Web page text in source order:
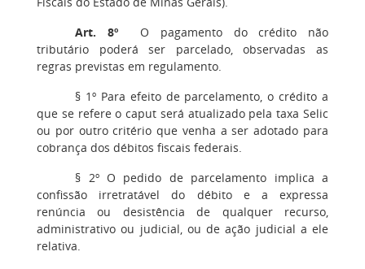
Art. 8ºO pagamento do crédito não
tributário poderá ser parcelado, observadas as
regras previstas em regulamento.
§ 1º Para efeito de parcelamento, o crédito a
que se refere o caput será atualizado pela taxa Selic
ou por outro critério que venha a ser adotado para
cobrança dos débitos fiscais federais.
§ 2º O pedido de parcelamento implica a
confissão irretratável do débito e a expressa
renúncia ou desistência de qualquer recurso,
administrativo ou judicial, ou de ação judicial a ele
relativa.